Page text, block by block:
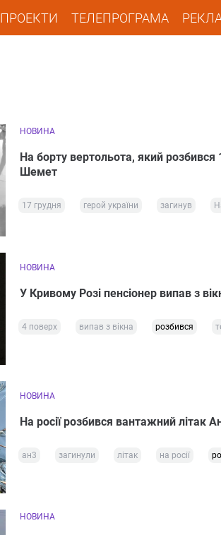
ПРОЕКТИ ТЕЛЕПРОГРАМА
НОВИНА
На борту вертольота, який
Шемет
17 грудня герой україни загинув
НОВИНА
У Кривому Розі пенсіонер випав з
4 поверх випав з вікна розбився
НОВИНА
На росії розбився вантажний літак
ан3 загинули літак на росії
НОВИНА